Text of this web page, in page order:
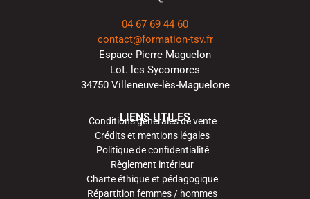
04 67 69 44 60
contact@formation-tsv.fr
Espace Pierre Maguelon
Lot. les Sycomores
34750 Villeneuve-lès-Maguelone
LIENS UTILES
Conditions générales de vente
Crédits et mentions légales
Politique de confidentialité
Règlement intérieur
Charte éthique et pédagogique
Répartition femmes / hommes